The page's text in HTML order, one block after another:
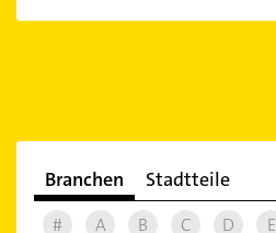
Branchen Stadtteile
# A B C D E